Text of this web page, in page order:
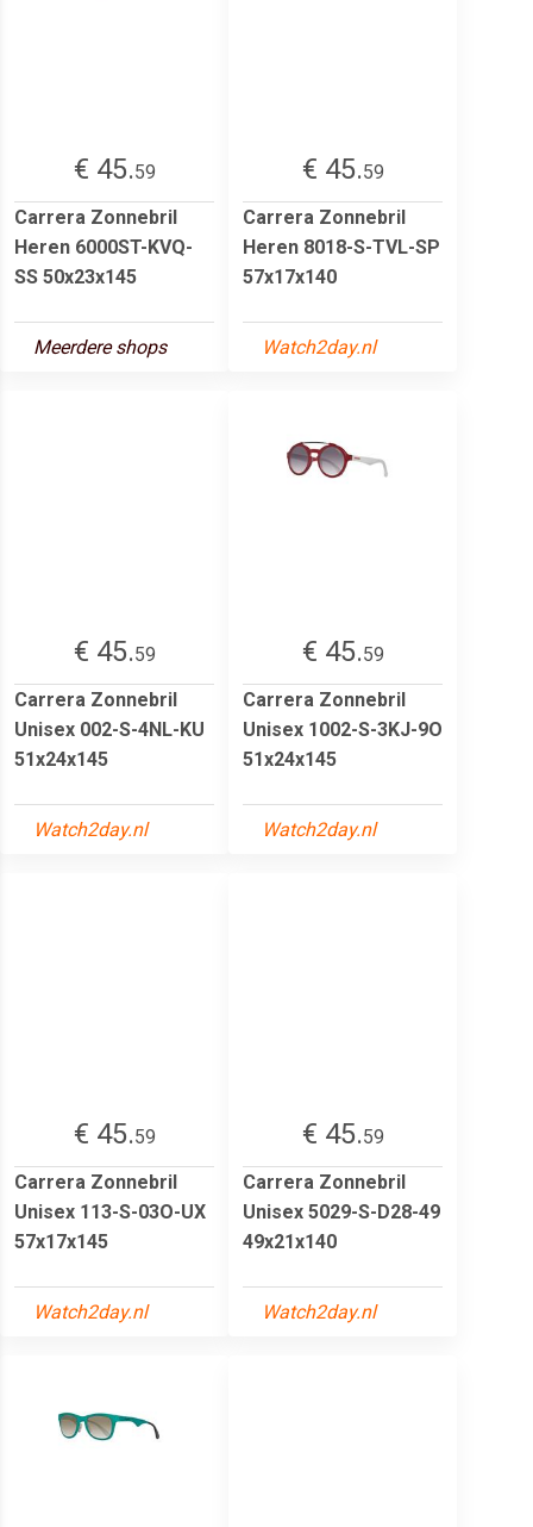
€ 45.59
Carrera Zonnebril
Heren 6000ST-KVQ-
SS 50x23x145
Meerdere shops
€ 45.59
Carrera Zonnebril
Heren 8018-S-TVL-SP
57x17x140
Watch2day.nl
€ 45.59
Carrera Zonnebril
Unisex 002-S-4NL-KU
51x24x145
Watch2day.nl
€ 45.59
Carrera Zonnebril
Unisex 1002-S-3KJ-9O
51x24x145
Watch2day.nl
€ 45.59
Carrera Zonnebril
Unisex 113-S-03O-UX
57x17x145
Watch2day.nl
€ 45.59
Carrera Zonnebril
Unisex 5029-S-D28-49
49x21x140
Watch2day.nl